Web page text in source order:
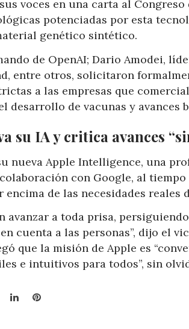
voces en una carta al
potenciadas por esta
genético sintético.
de OpenAI; Dario Amodei,
entre otros, solicitaron
a las empresas que
desarrollo de vacunas y avances
su IA y critica avances
nueva Apple Intelligence, una
con Google, al
de las necesidades reales
avanzar a toda prisa,
cuenta a las personas”, dijo el
que la misión de Apple es
e intuitivos para todos”, sin
LinkedInPinterest